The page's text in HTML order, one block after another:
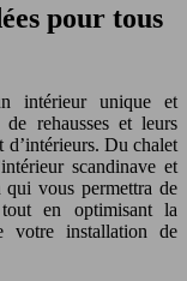
pour tous
intérieur unique et
rehausses et leurs
d’intérieurs. Du chalet
scandinave et
qui vous permettra de
en optimisant la
votre installation de